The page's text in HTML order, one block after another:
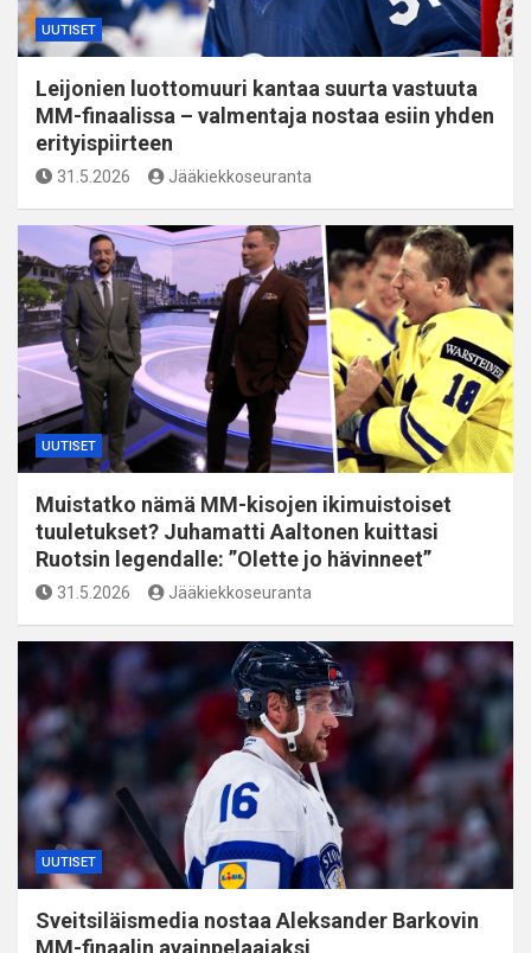
UUTISET
Leijonien luottomuuri kantaa suurta vastuuta
MM-finaalissa – valmentaja nostaa esiin yhden
erityispiirteen
31.5.2026 Jääkiekkoseuranta
UUTISET
Muistatko nämä MM-kisojen ikimuistoiset
tuuletukset? Juhamatti Aaltonen kuittasi
Ruotsin legendalle: ”Olette jo hävinneet”
31.5.2026 Jääkiekkoseuranta
UUTISET
Sveitsiläismedia nostaa Aleksander Barkovin
MM-finaalin avainpelaajaksi